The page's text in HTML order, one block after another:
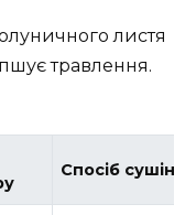
листя
травлення.
Спосіб сушіння